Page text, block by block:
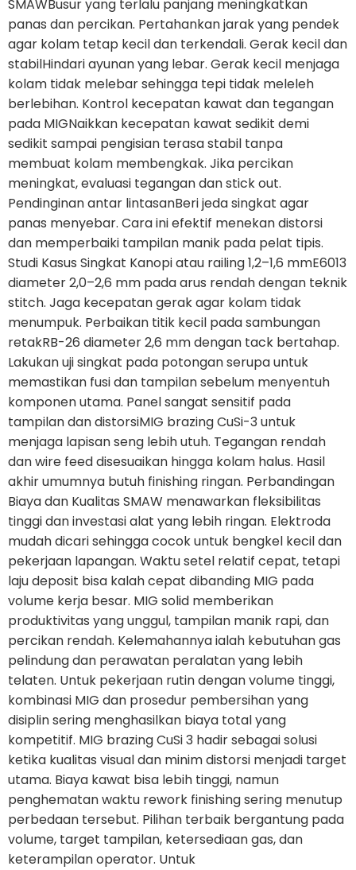
SMAWBusur yang terlalu panjang meningkatkan
panas dan percikan. Pertahankan jarak yang pendek
agar kolam tetap kecil dan terkendali. Gerak kecil dan
stabilHindari ayunan yang lebar. Gerak kecil menjaga
kolam tidak melebar sehingga tepi tidak meleleh
berlebihan. Kontrol kecepatan kawat dan tegangan
pada MIGNaikkan kecepatan kawat sedikit demi
sedikit sampai pengisian terasa stabil tanpa
membuat kolam membengkak. Jika percikan
meningkat, evaluasi tegangan dan stick out.
Pendinginan antar lintasanBeri jeda singkat agar
panas menyebar. Cara ini efektif menekan distorsi
dan memperbaiki tampilan manik pada pelat tipis.
Studi Kasus Singkat Kanopi atau railing 1,2–1,6 mmE6013
diameter 2,0–2,6 mm pada arus rendah dengan teknik
stitch. Jaga kecepatan gerak agar kolam tidak
menumpuk. Perbaikan titik kecil pada sambungan
retakRB-26 diameter 2,6 mm dengan tack bertahap.
Lakukan uji singkat pada potongan serupa untuk
memastikan fusi dan tampilan sebelum menyentuh
komponen utama. Panel sangat sensitif pada
tampilan dan distorsiMIG brazing CuSi-3 untuk
menjaga lapisan seng lebih utuh. Tegangan rendah
dan wire feed disesuaikan hingga kolam halus. Hasil
akhir umumnya butuh finishing ringan. Perbandingan
Biaya dan Kualitas SMAW menawarkan fleksibilitas
tinggi dan investasi alat yang lebih ringan. Elektroda
mudah dicari sehingga cocok untuk bengkel kecil dan
pekerjaan lapangan. Waktu setel relatif cepat, tetapi
laju deposit bisa kalah cepat dibanding MIG pada
volume kerja besar. MIG solid memberikan
produktivitas yang unggul, tampilan manik rapi, dan
percikan rendah. Kelemahannya ialah kebutuhan gas
pelindung dan perawatan peralatan yang lebih
telaten. Untuk pekerjaan rutin dengan volume tinggi,
kombinasi MIG dan prosedur pembersihan yang
disiplin sering menghasilkan biaya total yang
kompetitif. MIG brazing CuSi 3 hadir sebagai solusi
ketika kualitas visual dan minim distorsi menjadi target
utama. Biaya kawat bisa lebih tinggi, namun
penghematan waktu rework finishing sering menutup
perbedaan tersebut. Pilihan terbaik bergantung pada
volume, target tampilan, ketersediaan gas, dan
keterampilan operator. Untuk